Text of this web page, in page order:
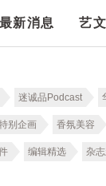
最新消息 艺
迷诚品Podcast
别企画 香氛美容
编辑精选 杂